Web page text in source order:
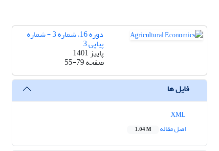
دوره 16، شماره 3 - شماره
پیاپی 3
پاییز 1401
صفحه55-79
فایل ها
اصل مقاله
1.04 M